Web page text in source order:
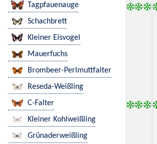
Tagpfauenauge
Schachbrett
Kleiner Eisvogel
Mauerfuchs
Brombeer-Perlmuttfalter
Reseda-Weißling
C-Falter
Kleiner Kohlweißling
Grünaderweißling